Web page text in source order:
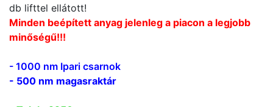
db lifttel ellátott!
Minden beépített anyag jelenleg a piacon a legjobb
minőségű!!!
- 1000 nm Ipari csarnok
- 500 nm magasraktár